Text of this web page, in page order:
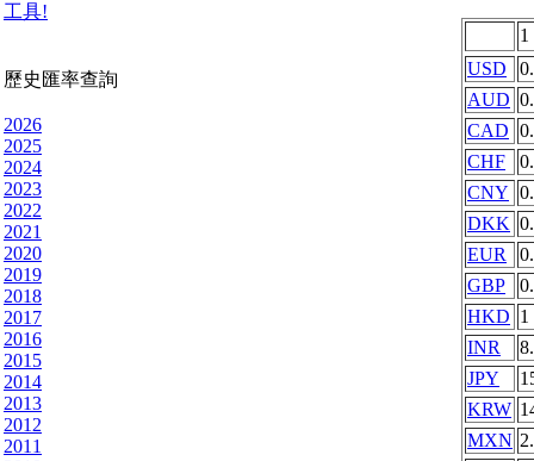
工具!
歷史匯率查詢
2026
2025
2024
2023
2022
2021
2020
2019
2018
2017
2016
2015
2014
2013
2012
2011
1
USD
AUD
CAD
CHF
CNY
DKK
EUR
GBP
HKD 1
INR
JPY
KRW
MXN